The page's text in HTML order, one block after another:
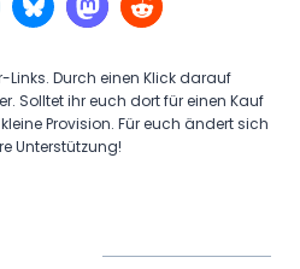
Links. Durch einen Klick darauf
Solltet ihr euch dort für einen Kauf
Provision. Für euch ändert sich
Unterstützung!